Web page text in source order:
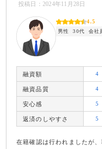
投稿日：2024年11月28日
4.5
男性 30代 会社
融資額 4
融資品質 4
安心感 5
返済のしやすさ 5
在籍確認は行われましたが